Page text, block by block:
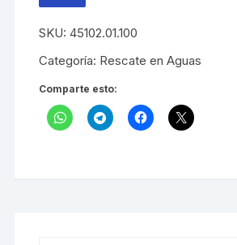
LISTA
DE
SKU:45102.01.100
Categoría: Rescate en Aguas
Comparte esto: